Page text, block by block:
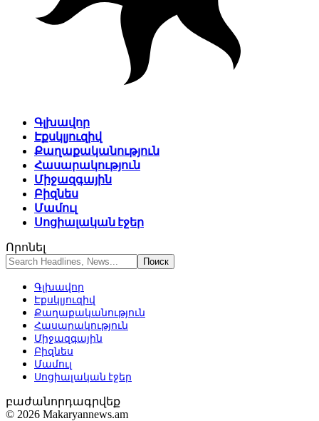
Գլխավոր
Էքսկլյուզիվ
Քաղաքականություն
Հասարակություն
Միջազգային
Բիզնես
Մամուլ
Սոցիալական էջեր
Որոնել
Գլխավոր
Էքսկլյուզիվ
Քաղաքականություն
Հասարակություն
Միջազգային
Բիզնես
Մամուլ
Սոցիալական էջեր
բաժանորդագրվեք
© 2026 Makaryannews.am